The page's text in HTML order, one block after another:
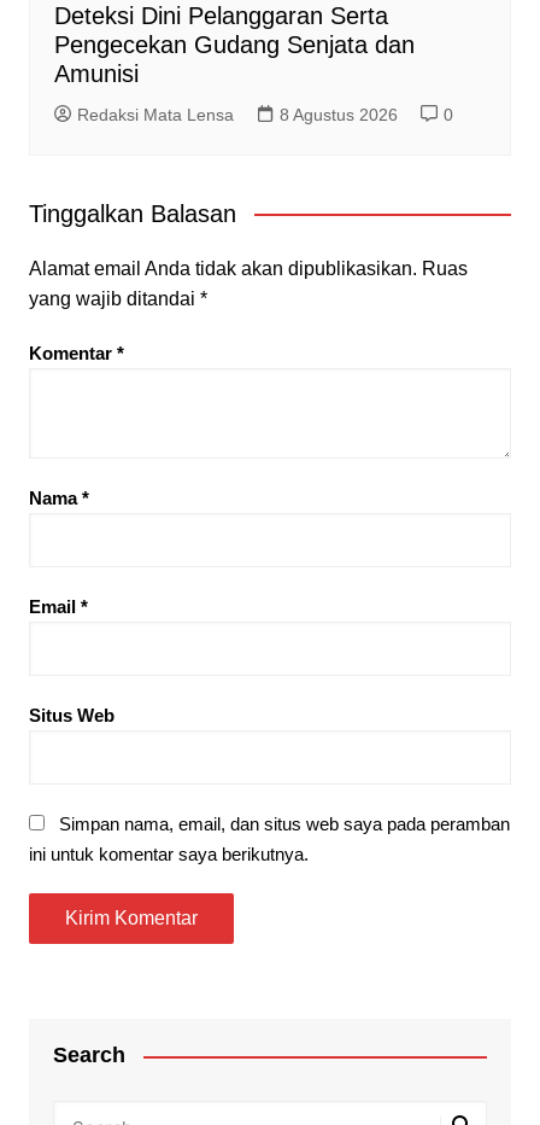
Deteksi Dini Pelanggaran Serta
Pengecekan Gudang Senjata dan
Amunisi
Redaksi Mata Lensa 8 Agustus 2026 0
Tinggalkan Balasan
Alamat email Anda tidak akan dipublikasikan. Ruas
yang wajib ditandai *
Komentar *
Nama*
Email *
Situs Web
Simpan nama, email, dan situs web saya pada peramban
ini untuk komentar saya berikutnya.
Search